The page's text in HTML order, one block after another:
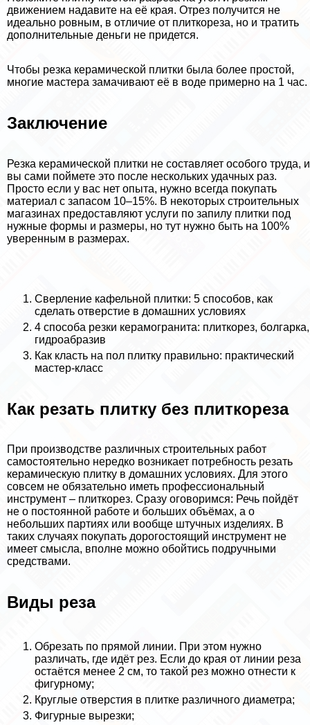
движением надавите на её края. Отрез получится не
идеально ровным, в отличие от плиткореза, но и тратить
дополнительные деньги не придется.
Чтобы резка керамической плитки была более простой,
многие мастера замачивают её в воде примерно на 1 час.
Заключение
Резка керамической плитки не составляет особого труда, и
вы сами поймете это после нескольких удачных раз.
Просто если у вас нет опыта, нужно всегда покупать
материал с запасом 10–15%. В некоторых строительных
магазинах предоставляют услуги по запилу плитки под
нужные формы и размеры, но тут нужно быть на 100%
уверенным в размерах.
Сверление кафельной плитки: 5 способов, как
сделать отверстие в домашних условиях
4 способа резки керамогранита: плиткорез, болгарка,
гидроабразив
Как класть на пол плитку правильно: пpaктический
мастер-класс
Как резать плитку без плиткореза
При производстве различных строительных работ
самостоятельно нередко возникает потребность резать
керамическую плитку в домашних условиях. Для этого
совсем не обязательно иметь профессиональный
инструмент – плиткорез. Сразу оговоримся: Речь пойдёт
не о постоянной работе и больших объёмах, а о
небольших партиях или вообще штучных изделиях. В
таких случаях покупать дорогостоящий инструмент не
имеет смысла, вполне можно обойтись подручными
средствами.
Виды реза
Обрезать по прямой линии. При этом нужно
различать, где идёт рез. Если до края от линии реза
остаётся менее 2 см, то такой рез можно отнести к
фигурному;
Круглые отверстия в плитке различного диаметра;
Фигурные вырезки;